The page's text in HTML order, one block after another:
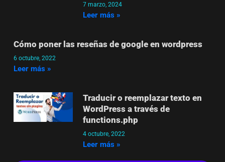
7 marzo, 2024
Leer más »
Cómo poner las reseñas de google en wordpress
6 octubre, 2022
Leer más »
Traducir o reemplazar texto en
WordPress a través de
functions.php
4 octubre, 2022
Leer más »